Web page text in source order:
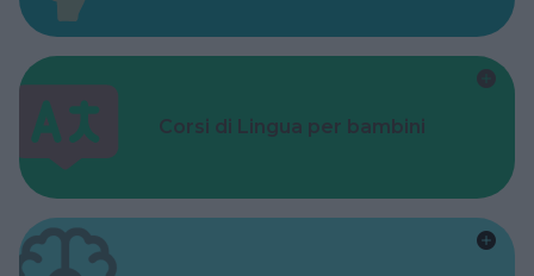
Corsi di Lingua per bambini